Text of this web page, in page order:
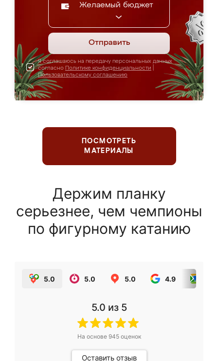
Желаемый бюджет
Отправить
Я соглашаюсь на передачу персональных данных
согласно Политике конфиденциальности
Пользовательскому соглашению
ПОСМОТРЕТЬ
МАТЕРИАЛЫ
Держим планку
серьезнее, чем чемпионы
по фигурному катанию
5.0 5.0 5.0 4.9
5.0 из 5
На основе 945оценок
Оставить отзыв